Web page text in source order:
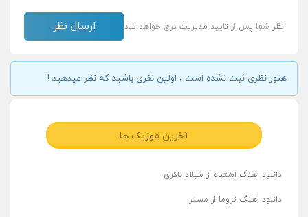
نظر شما پس از تایید مدیریت درج خواهد شد
هنوز نظری ثبت نشده است ، اولین نفری باشید که نظر میدهید !
آخرین موزیک ها
دانلود اهنگ اشتباه از میلاد باکری
دانلود اهنگ تروما از مستر